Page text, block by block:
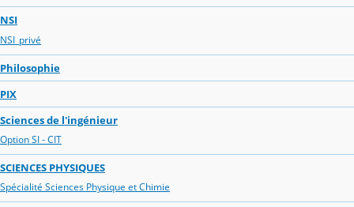
NSI
NSI_privé
Philosophie
PIX
Sciences de l'ingénieur
Option SI - CIT
SCIENCES PHYSIQUES
Spécialité Sciences Physique et Chimie